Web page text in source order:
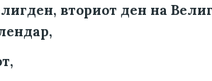
вториот ден на